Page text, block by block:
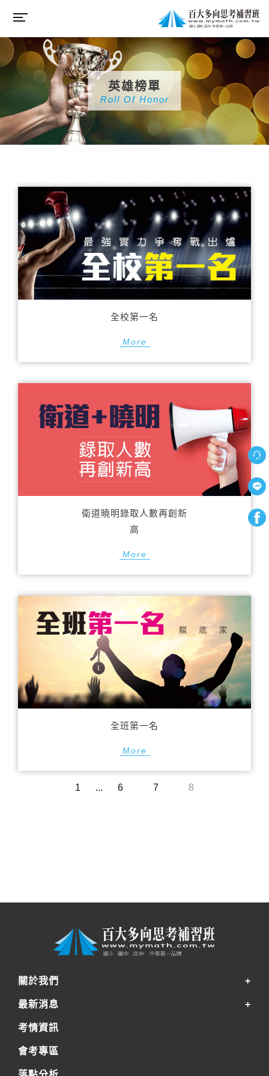
英雄榜單
Roll Of Honor
全校第一名
More
衛道曉明錄取人數再創新
高
More
全班第一名
More
1 ... 6 7 8
關於我們
最新消息
考情資訊
會考專區